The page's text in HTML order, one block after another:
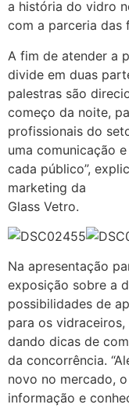
a história do vidro
com a parceria das
A fim de atender a
divide em duas
palestras são
começo da noite,
profissionais do
uma comunicação
cada público”,
marketing da
Glass Vetro.
Na apresentação
exposição sobre a
possibilidades de
para os
dando dicas de
da concorrência.
novo no mercado,
informação e